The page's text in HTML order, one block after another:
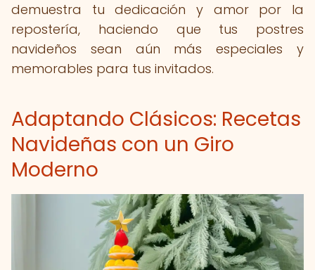
demuestra tu dedicación y amor por la
repostería, haciendo que tus postres
navideños sean aún más especiales y
memorables para tus invitados.
Adaptando Clásicos: Recetas
Navideñas con un Giro
Moderno